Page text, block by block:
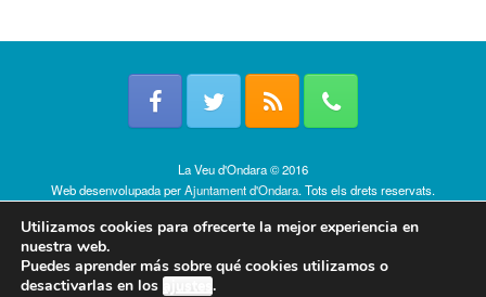
La Veu d'Ondara © 2016
Web desenvolupada perAjuntament d'Ondara. Tots els drets reservats.
Utilizamos cookies para ofrecerte la mejor experiencia en
nuestra web.
Puedes aprender más sobre qué cookies utilizamos o
desactivarlas en los ajustes.